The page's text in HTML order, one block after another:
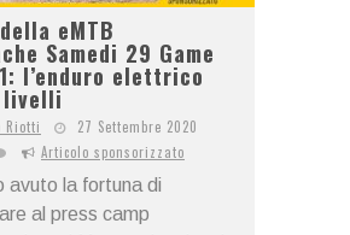
eMTB
Samedi 29 Game
l’enduro elettrico
Riotti
27 Settembre 2020
Articolo sponsorizzato
avuto la fortuna di
al press camp